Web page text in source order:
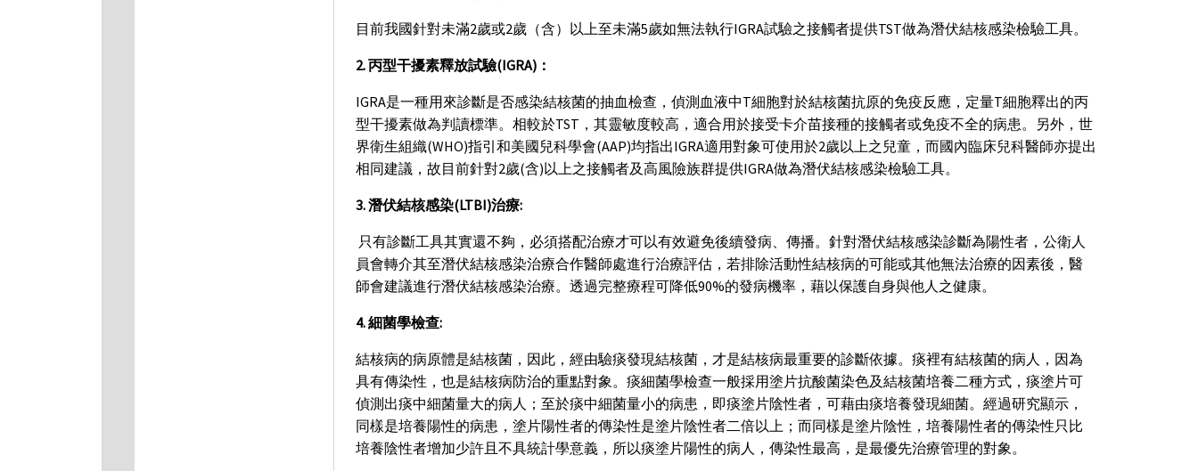
目前我國針對未滿2歲或2歲（含）以上至未滿5歲如無法執行IGRA試驗之接觸者提供TST做為潛伏結核感染檢驗工具。
2. 丙型干擾素釋放試驗(IGRA)：
IGRA是一種用來診斷是否感染結核菌的抽血檢查，偵測血液中T細胞對於結核菌抗原的免疫反應，定量T細胞釋出的丙
型干擾素做為判讀標準。相較於TST，其靈敏度較高，適合用於接受卡介苗接種的接觸者或免疫不全的病患。另外，世
界衛生組織(WHO)指引和美國兒科學會(AAP)均指出IGRA適用對象可使用於2歲以上之兒童，而國內臨床兒科醫師亦提出
相同建議，故目前針對2歲(含)以上之接觸者及高風險族群提供IGRA做為潛伏結核感染檢驗工具。
3. 潛伏結核感染(LTBI)治療:
只有診斷工具其實還不夠，必須搭配治療才可以有效避免後續發病、傳播。針對潛伏結核感染診斷為陽性者，公衛人
員會轉介其至潛伏結核感染治療合作醫師處進行治療評估，若排除活動性結核病的可能或其他無法治療的因素後，醫
師會建議進行潛伏結核感染治療。透過完整療程可降低90%的發病機率，藉以保護自身與他人之健康。
4. 細菌學檢查:
結核病的病原體是結核菌，因此，經由驗痰發現結核菌，才是結核病最重要的診斷依據。痰裡有結核菌的病人，因為
具有傳染性，也是結核病防治的重點對象。痰細菌學檢查一般採用塗片抗酸菌染色及結核菌培養二種方式，痰塗片可
偵測出痰中細菌量大的病人；至於痰中細菌量小的病患，即痰塗片陰性者，可藉由痰培養發現細菌。經過研究顯示，
同樣是培養陽性的病患，塗片陽性者的傳染性是塗片陰性者二倍以上；而同樣是塗片陰性，培養陽性者的傳染性只比
培養陰性者增加少許且不具統計學意義，所以痰塗片陽性的病人，傳染性最高，是最優先治療管理的對象。